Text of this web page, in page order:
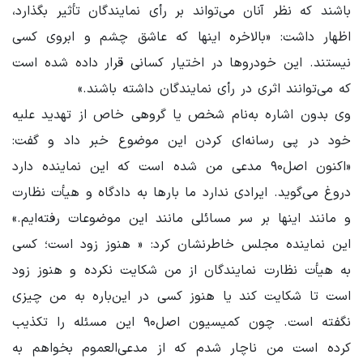
باشند که نظر آنان می‌تواند بر رأی نمایندگان تأثیر بگذارد،
اظهار داشت: «بالاخره اینها که عاشق چشم و ابروی کسی
نیستند. این خودروها در اختیار کسانی قرار داده شده است
که می‌توانند اثری در رأی نمایندگان داشته باشند.»
وی بدون اشاره به‌نام شخص یا گروهی خاص از تهدید علیه
خود در پی رسانه‌ای کردن این موضوع خبر داد و گفت:
«‌اکنون اصل۹۰ مدعی من شده است که این نماینده دارد
دروغ می‌گوید. ایرادی ندارد ما بارها به دادگاه و هیأت نظارت
و مانند اینها بر سر مسائلی مانند این موضوعات رفته‌ایم.»
این نماینده مجلس خاطرنشان کرد: « هنوز زود است؛ کسی
به هیأت نظارت نمایندگان از من شکایت نکرده و هنوز زود
است تا شکایت کند یا هنوز کسی در این‌باره به من چیزی
نگفته است. چون کمیسیون اصل۹۰ این مسئله را تکذیب
کرده است من ناچار شدم که از مدعی‌العموم بخواهم به